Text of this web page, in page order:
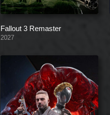
Fallout 3 Remaster
2027